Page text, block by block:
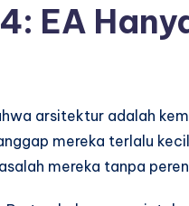
EA
arsitektur adalah
mereka terlalu
mereka tanpa